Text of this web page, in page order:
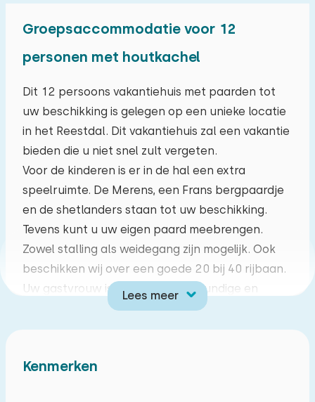
Groepsaccommodatie voor 12
personen met houtkachel
Dit 12 persoons vakantiehuis met paarden tot
uw beschikking is gelegen op een unieke locatie
in het Reestdal. Dit vakantiehuis zal een vakantie
bieden die u niet snel zult vergeten.
Voor de kinderen is er in de hal een extra
speelruimte. De Merens, een Frans bergpaardje
en de shetlanders staan tot uw beschikking.
Tevens kunt u uw eigen paard meebrengen.
Zowel stalling als weidegang zijn mogelijk. Ook
beschikken wij over een goede 20 bij 40 rijbaan.
Uw gastvrouw is kruidengeneeskundige en
aromatherapeute en zal u desgewenst
verwennen met heerlijke aromaprodukten. Op
Lees meer
augustus 2026
ma di wo do vr za zo
27 28 29 30 31
03 04 05 06 07 08 09
10 11 12 13 14 15
17 18 19 20 21 22 23
Kenmerken